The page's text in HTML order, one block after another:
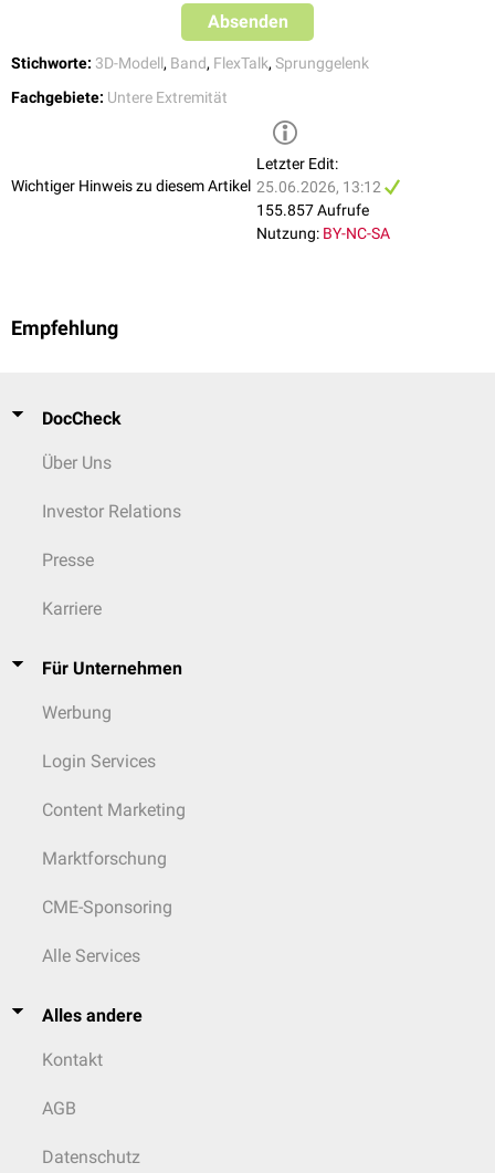
1) 3D-Modell: Bandapparat des Sprunggelenks. Die Anteile des
Ligamentum deltoideum sind mit den Nummer 14-17 markiert. 2) 3D-
Absenden
Stichworte: 3D-Modell, Band, FlexTalk, Sprunggelenk
Fachgebiete: Untere Extremität
Wichtiger Hinweis zu diesem Artikel
Letzter Edit:
25.06.2026, 13:12
155.857 Aufrufe
Nutzung: BY-NC-SA
Empfehlung
DocCheck
Über Uns
Investor Relations
Presse
Karriere
Für Unternehmen
Werbung
Login Services
Content Marketing
Marktforschung
CME-Sponsoring
Alle Services
Alles andere
Kontakt
AGB
Datenschutz